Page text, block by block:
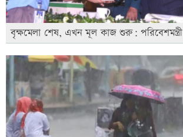
বৃক্ষমেলা শেষ, এখন মূল কাজ শুরু: পরিবেশমন্ত্রী